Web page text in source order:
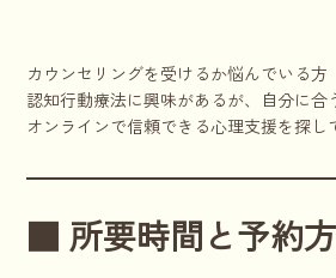
カウンセリングを受けるか悩んでいる方
認知行動療法に興味があるが、自分に合
オンラインで信頼できる心理支援を探し
■ 所要時間と予約